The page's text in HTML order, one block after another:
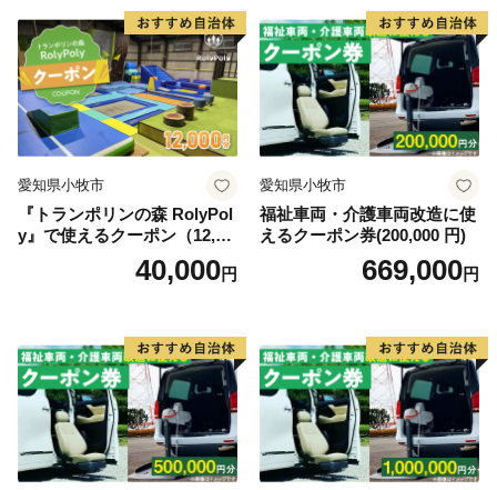
力ある食文化などにより、近年、観光地としての人気も
高まっています。
愛知県小牧市
『トランポリンの森 RolyPol
y』で使えるクーポン（12,00
40,000円
愛知県小牧市
福祉車両・介護車両改造に使
えるクーポン券(200,000 円)
669,000円